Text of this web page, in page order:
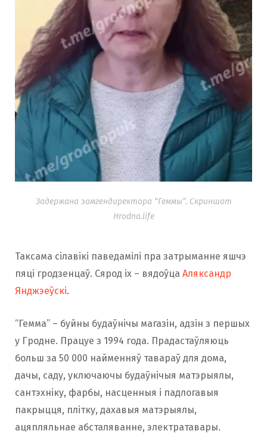
Задержана замгендиректора “Геммы”. Скриншот
Hrodna.life
Таксама сілавікі паведамілі пра затрыманне яшчэ
пяці гродзенцаў. Сярод іх – вядоўца Аляксандр
Янджэеўскі.
“Гемма” – буйны будаўнічы магазін, адзін з першых
у Гродне. Працуе з 1994 года. Прадастаўляюць
больш за 50 000 найменняў тавараў для дома,
дачы, саду, уключаючы будаўнічыя матэрыялы,
сантэхніку, фарбы, насценныя і падлогавыя
пакрыцця, плітку, дахавыя матэрыялы,
ацяпляльнае абсталяванне, электратавары.